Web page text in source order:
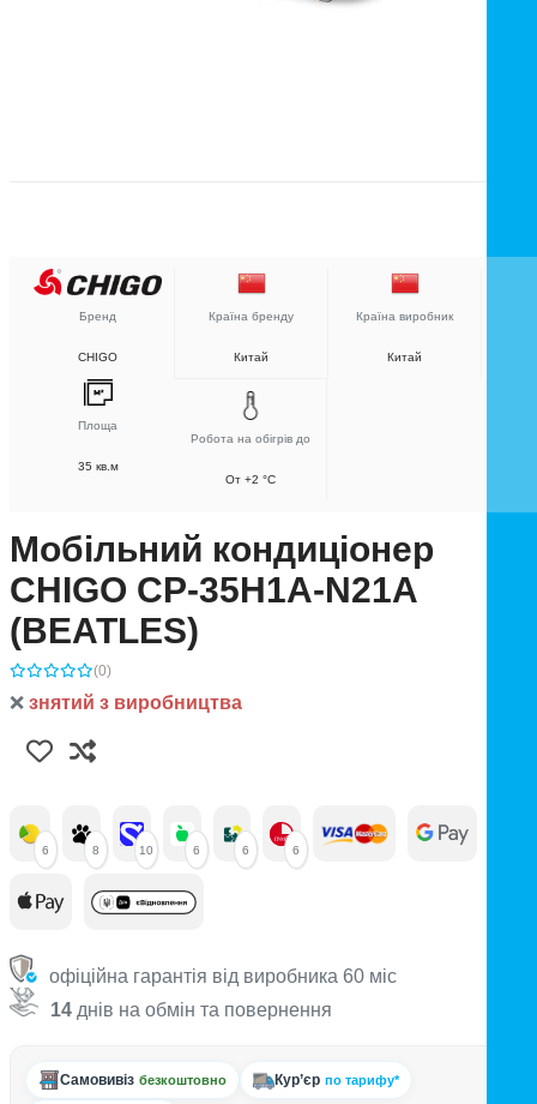
Бренд
CHIGO
Країна бренду
Китай
Країна виробник
Китай
Площа
35 кв.м
Робота на обігрів до
От +2 °C
Мобільний кондиціонер
CHIGO CP-35H1A-N21A
(BEATLES)
(0)
❌ знятий з виробництва
6 8 10 6 6 6
офіційна гарантія від виробника 60 міс
14 днів на обмін та повернення
Самовивіз безкоштовно Кур’єр по тарифу*